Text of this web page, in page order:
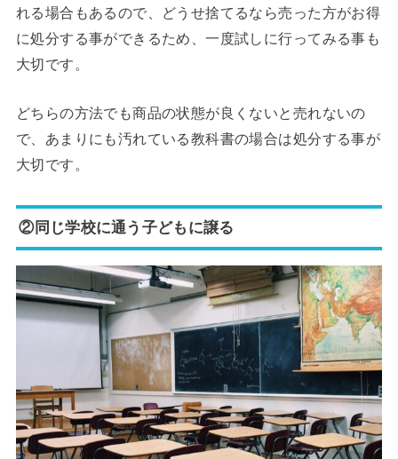
れる場合もあるので、どうせ捨てるなら売った方がお得
に処分する事ができるため、一度試しに行ってみる事も
大切です。
どちらの方法でも商品の状態が良くないと売れないの
で、あまりにも汚れている教科書の場合は処分する事が
大切です。
②同じ学校に通う子どもに譲る